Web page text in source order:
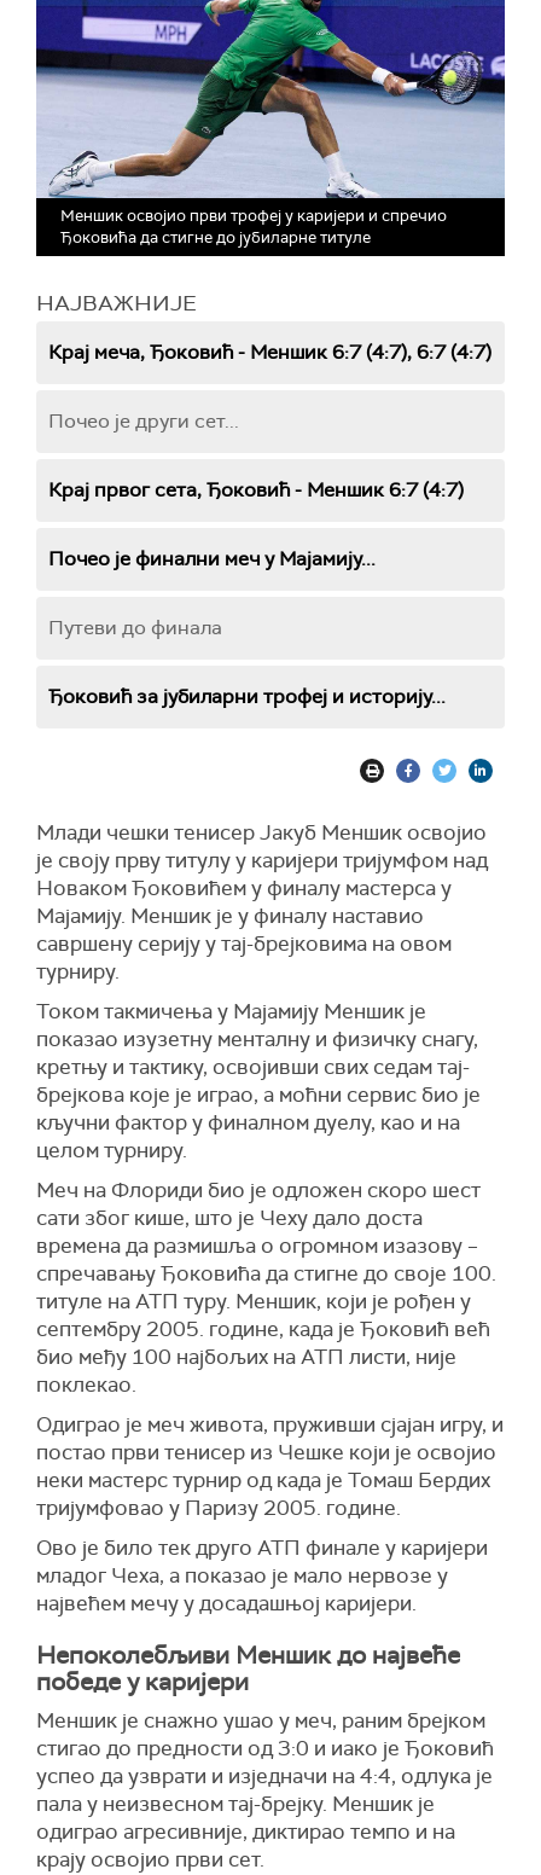
Меншик освојио први трофеј у каријери и спречио
Ђоковића да стигне до јубиларне титуле
НАЈВАЖНИЈЕ
Крај меча, Ђоковић - Меншик 6:7 (4:7), 6:7 (4:7)
Почео је други сет...
Крај првог сета, Ђоковић - Меншик 6:7 (4:7)
Почео је финални меч у Мајамију...
Путеви до финала
Ђоковић за јубиларни трофеј и историју...
Млади чешки тенисер Јакуб Меншик освојио
је своју прву титулу у каријери тријумфом над
Новаком Ђоковићем у финалу мастерса у
Мајамију. Меншик је у финалу наставио
савршену серију у тај-брејковима на овом
турниру.
Током такмичења у Мајамију Меншик је
показао изузетну менталну и физичку снагу,
кретњу и тактику, освојивши свих седам тај-
брејкова које је играо, а моћни сервис био је
кључни фактор у финалном дуелу, као и на
целом турниру.
Меч на Флориди био је одложен скоро шест
сати због кише, што је Чеху дало доста
времена да размишља о огромном изазову –
спречавању Ђоковића да стигне до своје 100.
титуле на АТП туру. Меншик, који је рођен у
септембру 2005. године, када је Ђоковић већ
био међу 100 најбољих на АТП листи, није
поклекао.
Одиграо је меч живота, пруживши сјајан игру, и
постао први тенисер из Чешке који је освојио
неки мастерс турнир од када је Томаш Бердих
тријумфовао у Паризу 2005. године.
Ово је било тек друго АТП финале у каријери
младог Чеха, а показао је мало нервозе у
највећем мечу у досадашњој каријери.
Непоколебљиви Меншик до највеће
победе у каријери
Меншик је снажно ушао у меч, раним брејком
стигао до предности од 3:0 и иако је Ђоковић
успео да узврати и изједначи на 4:4, одлука је
пала у неизвесном тај-брејку. Меншик је
одиграо агресивније, диктирао темпо и на
крају освојио први сет.